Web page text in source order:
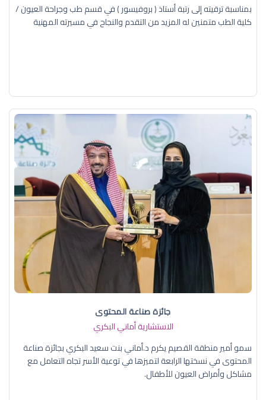
بمناسبة ترقيته إلى رتبة أستاذ ( بروفيسور ) في قسم طب وجراحة العيون /
كلية الطب متمنين له المزيد من التقدم والنجاح في مسيرته المهنية
جائزة صناعة المحتوى
الاستشارية أماني البكري
سمو أمير منطقة القصيم يكرم د.أماني بنت سعيد البكري بجائزة صناعة
المحتوى في نسختها الرابعة لتميزها في توعية الأسر تجاه التعامل مع
مشاكل وأمراض العيون للأطفال.